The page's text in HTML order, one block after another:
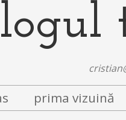
prima vizuină